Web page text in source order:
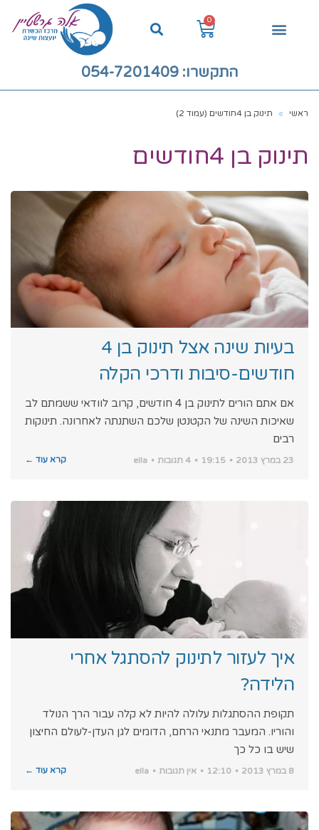
0
התקשרו: 054-7201409
ראשי » תינוק בן 4חודשים (עמוד 2)
תינוק בן 4חודשים
בעיות שינה אצל תינוק בן 4
חודשים-סיבות ודרכי הקלה
אם אתם הורים לתינוק בן 4 חודשים, קרוב לוודאי ששמתם לב
שאיכות השינה של הקטנטן שלכם השתנתה לאחרונה. תינוקות
רבים
23 במרץ 2013 19:15 4 תגובות ella קרא עוד ←
איך לעזור לתינוק להסתגל אחרי
הלידה?
תקופת ההסתגלות עלולה להיות לא קלה עבור הרך הנולד
והוריו. המעבר מתנאי הרחם, הדומים לגן העדן-לעולם החיצון
שיש בו כל כך
8 במרץ 2013 12:10 אין תגובות ella קרא עוד ←